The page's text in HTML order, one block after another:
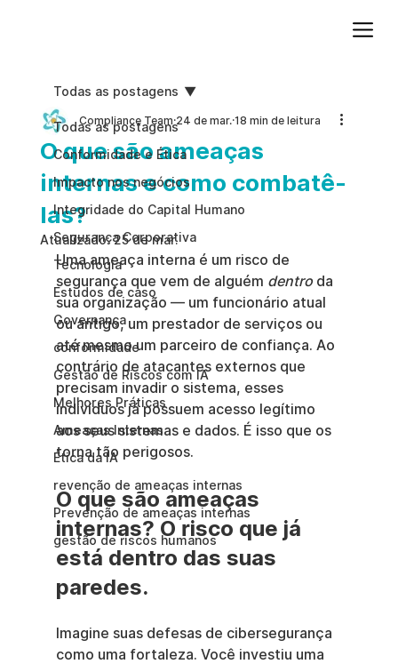
Todas as postagens
Conformidade e Ética
Impacto nos negócios
Integridade do Capital Humano
Segurança Corporativa
Tecnologia
Estudos de caso
Governança
conformidade
Gestão de Riscos com IA
Melhores Práticas
Ameaças Internas
Ética da IA
revenção de ameaças internas
Prevenção de ameaças internas
gestão de riscos humanos
Todas as postagens
O que são ameaças
internas e como combatê-
las?
Compliance Team 24 de mar. 18 min de leitura
Atualizado:25 de mar.
Uma ameaça interna é um risco de
segurança que vem de alguém dentro da
sua organização — um funcionário atual
ou antigo, um prestador de serviços ou
até mesmo um parceiro de confiança. Ao
contrário de atacantes externos que
precisam invadir o sistema, esses
indivíduos já possuem acesso legítimo
aos seus sistemas e dados. É isso que os
torna tão perigosos.
O que são ameaças
internas? O risco que já
está dentro das suas
paredes.
Imagine suas defesas de cibersegurança
como uma fortaleza. Você investiu uma